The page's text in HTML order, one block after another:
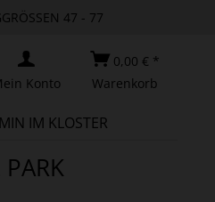
47 - 77
Konto
0,00 € *
Warenkorb
IM KLOSTER